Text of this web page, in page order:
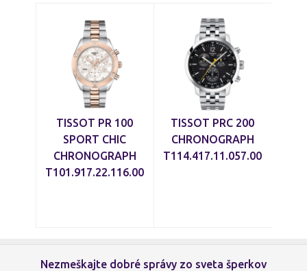
TISSOT PR 100
SPORT CHIC
CHRONOGRAPH
T101.917.22.116.00
TISSOT PRC 200
CHRONOGRAPH
T114.417.11.057.00
Nezmeškajte dobré správy zo sveta šperkov